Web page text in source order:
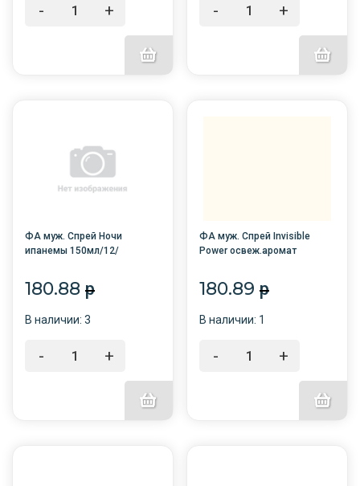
- + - +
ФА муж. Спрей Ночи
ипанемы 150мл/12/
180.88 p
В наличии: 3
- +
ФА муж. Спрей Invisible
Power освеж.аромат
180.89p
В наличии: 1
- +